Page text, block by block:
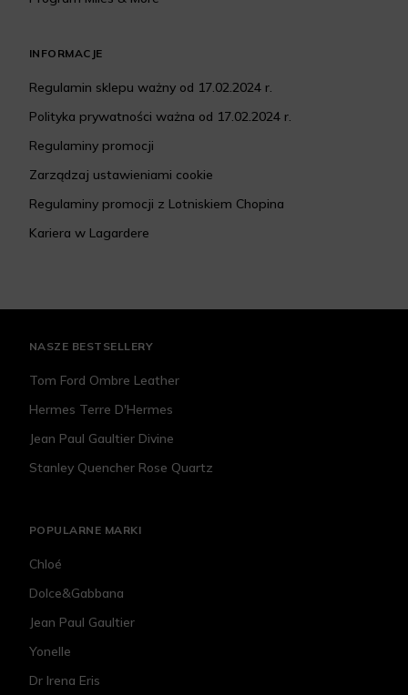
INFORMACJE
Regulamin sklepu ważny od 17.02.2024 r.
Polityka prywatności ważna od 17.02.2024 r.
Regulaminy promocji
Zarządzaj ustawieniami cookie
Regulaminy promocji z Lotniskiem Chopina
Kariera w Lagardere
NASZE BESTSELLERY
Tom Ford Ombre Leather
Hermes Terre D'Hermes
Jean Paul Gaultier Divine
Stanley Quencher Rose Quartz
POPULARNE MARKI
Chloé
Dolce&Gabbana
Jean Paul Gaultier
Yonelle
Dr Irena Eris